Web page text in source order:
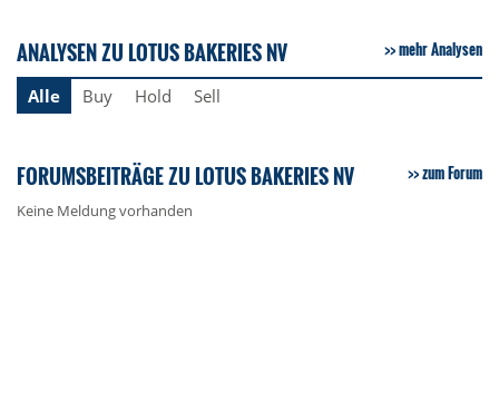
ANALYSEN ZU LOTUS BAKERIES NV mehr Analysen
Alle Buy Hold Sell
FORUMSBEITRÄGE ZU LOTUS BAKERIES NV zum Forum
Keine Meldung vorhanden